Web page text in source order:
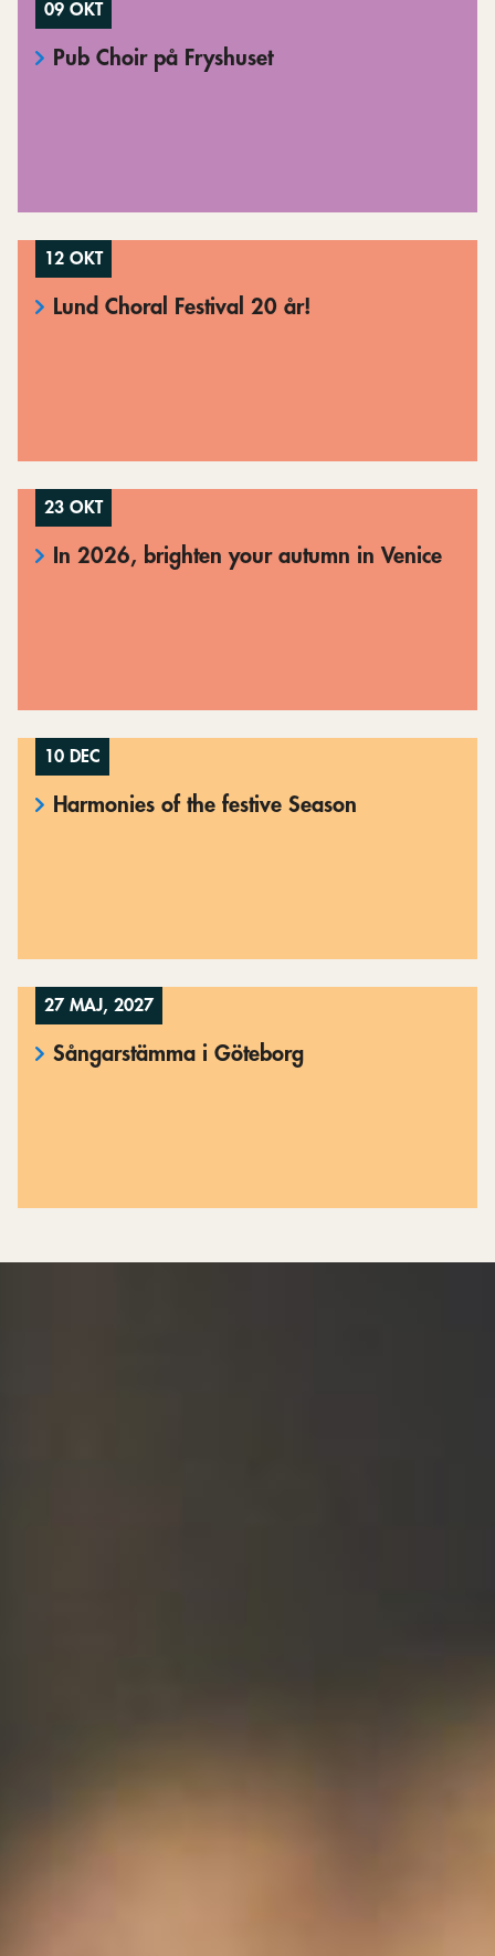
09 OKT
Pub Choir på Fryshuset
12 OKT
Lund Choral Festival 20 år!
23 OKT
In 2026, brighten your autumn in Venice
10 DEC
Harmonies of the festive Season
27 MAJ, 2027
Sångarstämma i Göteborg